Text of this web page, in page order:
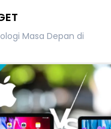
Masa Depan di